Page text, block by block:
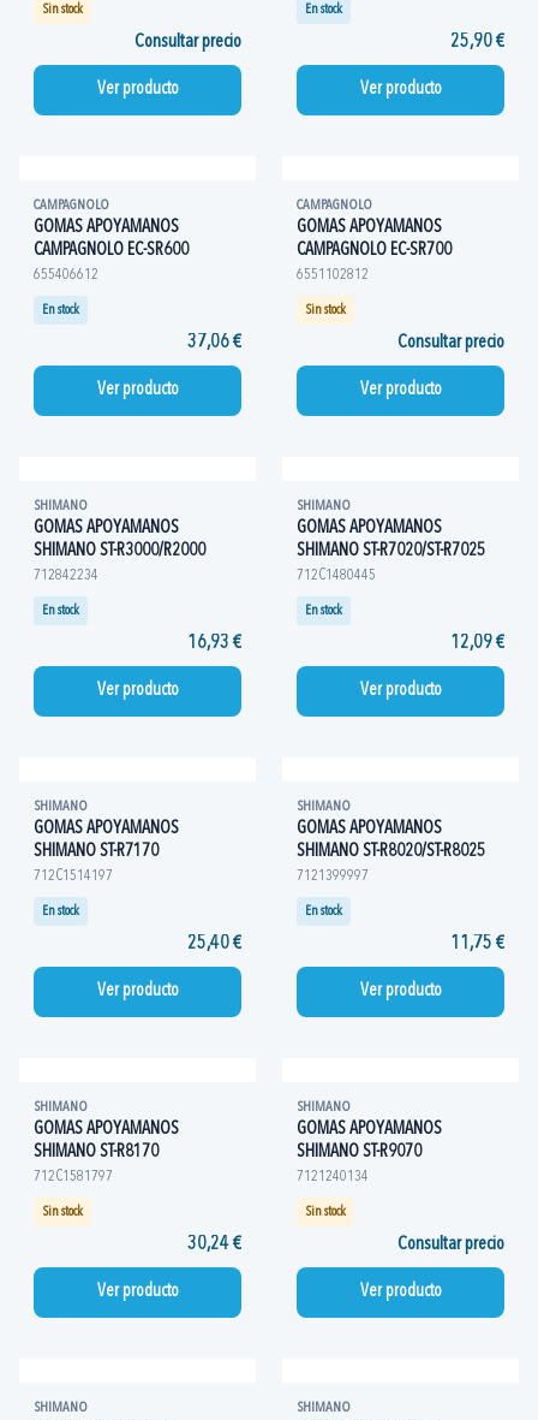
Sin stock
Consultar precio
Ver producto
En stock
25,90 €
Ver producto
CAMPAGNOLO
GOMAS APOYAMANOS
CAMPAGNOLO EC-SR600
655406612
En stock
37,06 €
Ver producto
CAMPAGNOLO
GOMAS APOYAMANOS
CAMPAGNOLO EC-SR700
6551102812
Sin stock
Consultar precio
Ver producto
SHIMANO
GOMAS APOYAMANOS
SHIMANO ST-R3000/R2000
712842234
En stock
16,93 €
Ver producto
SHIMANO
GOMAS APOYAMANOS
SHIMANO ST-R7020/ST-R7025
712C1480445
En stock
12,09 €
Ver producto
SHIMANO
GOMAS APOYAMANOS
SHIMANO ST-R7170
712C1514197
En stock
25,40 €
Ver producto
SHIMANO
GOMAS APOYAMANOS
SHIMANO ST-R8020/ST-R8025
7121399997
En stock
11,75 €
Ver producto
SHIMANO
GOMAS APOYAMANOS
SHIMANO ST-R8170
712C1581797
Sin stock
30,24 €
Ver producto
SHIMANO
GOMAS APOYAMANOS
SHIMANO ST-R9070
7121240134
Sin stock
Consultar precio
Ver producto
SHIMANO SHIMANO